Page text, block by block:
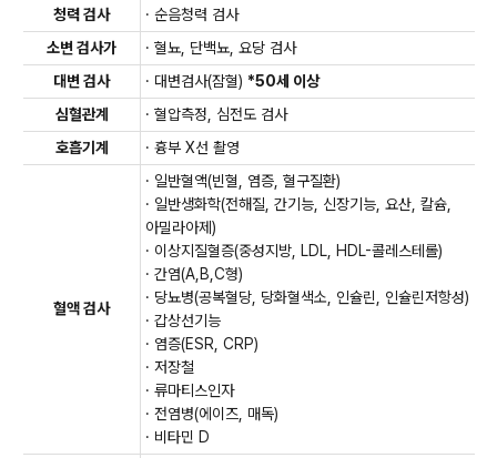
청력 검사
· 순음청력 검사
소변 검사가
· 혈뇨, 단백뇨, 요당 검사
대변 검사
· 대변검사(잠혈) *50세 이상
심혈관계
· 혈압측정, 심전도 검사
호흡기계
· 흉부 X선 촬영
혈액 검사
· 일반혈액(빈혈, 염증, 혈구질환)
· 일반생화학(전해질, 간기능, 신장기능, 요산, 칼슘,
아밀라아제)
· 이상지질혈증(중성지방, LDL, HDL-콜레스테롤)
· 간염(A,B,C형)
· 당뇨병(공복혈당, 당화혈색소, 인슐린, 인슐린저항성)
· 갑상선기능
· 염증(ESR, CRP)
· 저장철
· 류마티스인자
· 전염병(에이즈, 매독)
· 비타민 D
검사 항목 상세
문진·예진상담
· 문진표, 정신건강문진표, 식생활문진,
전문의 예진
검사 항목 상세
전문의 예진
· 신장, 체중, 인바디, 허리둘레
문진·예진상담
· 문진표, 정신건강문진표, 식생활문진,
전문의 예진
신체계측 · 신장, 체중, 인바디, 허리둘레
안과 검사 · 시력검사, 안압측정, 안저촬영
· 순음청력 검사
· 혈뇨, 단백뇨, 요당 검사
· 혈압측정, 심전도 검사
신체계측 · 신장, 체중, 인바디, 허리둘레
안과 검사 · 시력검사, 안압측정, 안저촬영
청력 검사 · 순음청력 검사
· 혈뇨, 단백뇨, 요당 검사
· 대변검사(잠혈)